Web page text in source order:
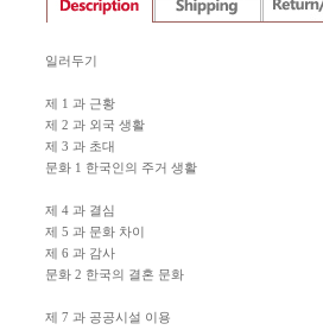
일러두기
제 1 과 근황
제 2 과 외국 생활
제 3 과 초대
문화 1 한국인의 주거 생활
제 4 과 결심
제 5 과 문화 차이
제 6 과 감사
문화 2 한국의 결혼 문화
제 7 과 공공시설 이용